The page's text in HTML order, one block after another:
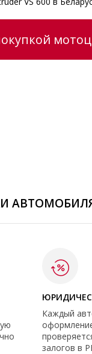
Каждый
залогов в